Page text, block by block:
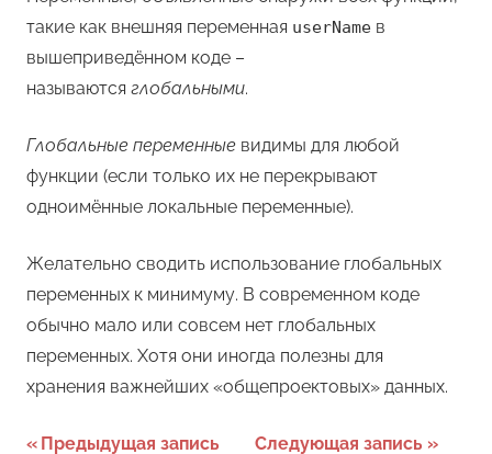
такие как внешняя переменная userName в
вышеприведённом коде –
называются глобальными.
Глобальные переменные видимы для любой
функции (если только их не перекрывают
одноимённые локальные переменные).
Желательно сводить использование глобальных
переменных к минимуму. В современном коде
обычно мало или совсем нет глобальных
переменных. Хотя они иногда полезны для
хранения важнейших «общепроектовых» данных.
Предыдущая запись Следующая запись